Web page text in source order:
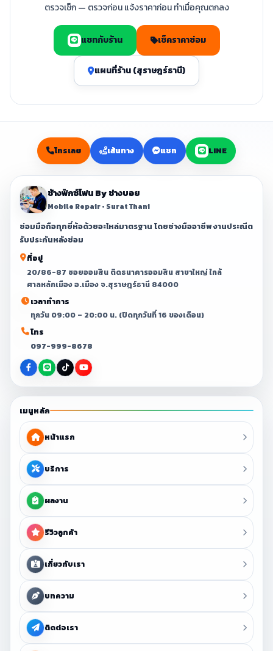
ตรวจเช็ก — ตรวจก่อน แจ้งราคาก่อน ทำเมื่อคุณตกลง
แชทกับร้าน เช็คราคาซ่อม
แผนที่ร้าน (สุราษฎร์ธานี)
โทรเลย เส้นทาง แชท LINE
ช้างฟิกซ์โฟน By ช่างบอย
Mobile Repair • Surat Thani
ซ่อมมือถือทุกยี่ห้อด้วยอะไหล่มาตรฐาน โดยช่างมืออาชีพ งานประณีต
รับประกันหลังซ่อม
ที่อยู่
20/86-87 ซอยออมสิน ติดธนาคารออมสิน สาขาใหญ่ ใกล้
ศาลหลักเมือง อ.เมือง จ.สุราษฎร์ธานี 84000
เวลาทำการ
ทุกวัน 09:00 – 20:00 น. (ปิดทุกวันที่ 16 ของเดือน)
โทร
097-999-8678
เมนูหลัก
หน้าแรก
บริการ
ผลงาน
รีวิวลูกค้า
เกี่ยวกับเรา
บทความ
ติดต่อเรา